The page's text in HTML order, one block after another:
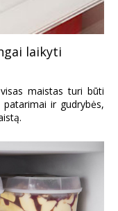
laikyti
maistas turi būti
ir gudrybės,